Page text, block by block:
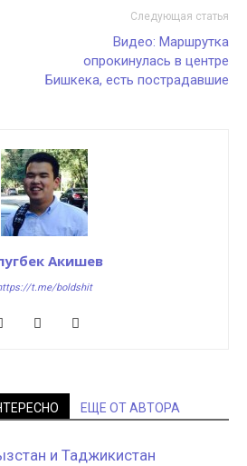
Следующая статья
Видео: Маршрутка
опрокинулась в центре
Бишкека, есть пострадавшие
Акишев
t.me/boldshit
ЕЩЕ ОТ АВТОРА
и Таджикистан